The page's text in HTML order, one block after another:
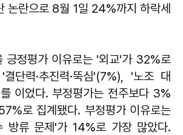
논란으로 8월 1일 24%까지 하락세
긍정평가 이유로는 '외교'가 32%로
단력·추진력·뚝심'(7%), '노조 대
이었다. 부정평가는 전주보다 3%
로 집계됐다. 부정평가 이유로는
방류 문제'가 14%로 가장 많았다.